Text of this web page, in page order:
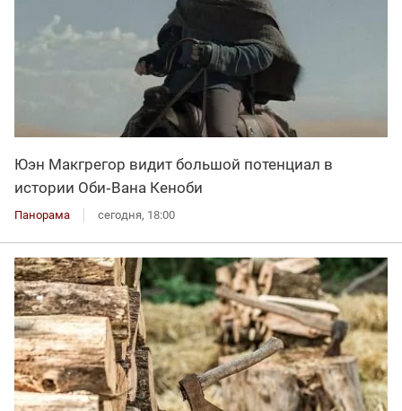
Юэн Макгрегор видит большой потенциал в
истории Оби‑Вана Кеноби
Панорама сегодня, 18:00